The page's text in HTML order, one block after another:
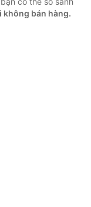
không bán hàng.